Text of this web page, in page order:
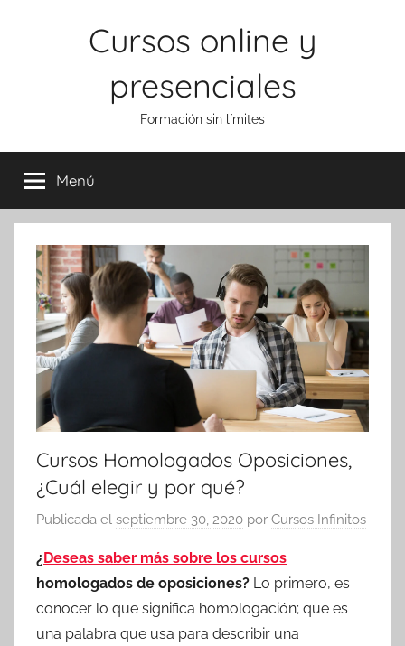
Cursos online y
presenciales
Formación sin límites
Menú
Cursos Homologados Oposiciones,
¿Cuál elegir y por qué?
Publicada el septiembre 30, 2020 por Cursos Infinitos
¿Deseas saber más sobre los cursos
homologados de oposiciones? Lo primero, es
conocer lo que significa homologación; que es
una palabra que usa para describir una